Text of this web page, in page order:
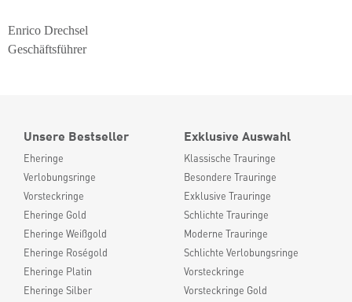
Enrico Drechsel
Geschäftsführer
Unsere Bestseller
Eheringe
Verlobungsringe
Vorsteckringe
Eheringe Gold
Eheringe Weißgold
Eheringe Roségold
Eheringe Platin
Eheringe Silber
Exklusive Auswahl
Klassische Trauringe
Besondere Trauringe
Exklusive Trauringe
Schlichte Trauringe
Moderne Trauringe
Schlichte Verlobungsringe
Vorsteckringe
Vorsteckringe Gold